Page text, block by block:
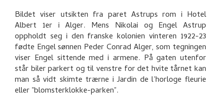
GENERAL DESCRIPTION
TECHNICAL DESCRIPTION
PROVENANCE
EXHIBITION HISTORY
Bildet viser utsikten fra paret Astrups rom i Hotel
Albert 1er i Alger. Mens Nikolai og Engel Astrup
oppholdt seg i den franske kolonien vinteren 1922-23
fødte Engel sønnen Peder Conrad Alger, som tegningen
viser Engel sittende med i armene. På gaten utenfor
står biler parkert og til venstre for det hvite tårnet kan
man så vidt skimte trærne i Jardin de l’horloge fleurie
eller "blomsterklokke-parken".